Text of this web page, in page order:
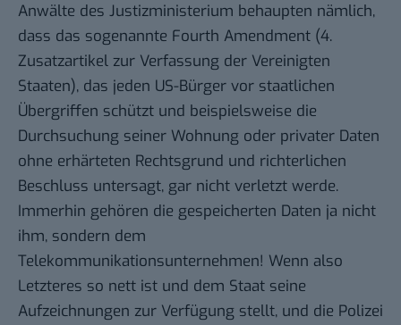
Anwälte des Justizministerium behaupten nämlich,
dass das sogenannte Fourth Amendment (4.
Zusatzartikel zur Verfassung der Vereinigten
Staaten), das jeden US-Bürger vor staatlichen
Übergriffen schützt und beispielsweise die
Durchsuchung seiner Wohnung oder privater Daten
ohne erhärteten Rechtsgrund und richterlichen
Beschluss untersagt, gar nicht verletzt werde.
Immerhin gehören die gespeicherten Daten ja nicht
ihm, sondern dem
Telekommunikationsunternehmen! Wenn also
Letzteres so nett ist und dem Staat seine
Aufzeichnungen zur Verfügung stellt, und die Polizei